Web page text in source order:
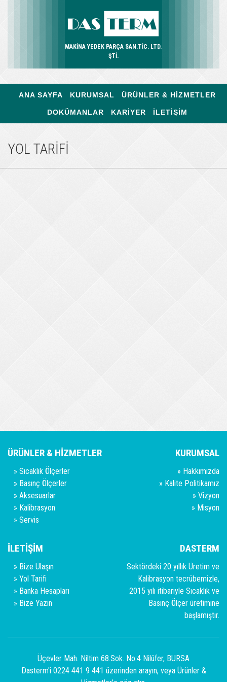
MAKİNA YEDEK PARÇA SAN.TİC. LTD.
ŞTİ.
ANA SAYFA KURUMSAL ÜRÜNLER & HİZMETLER
DOKÜMANLAR KARİYER İLETİŞİM
YOL TARİFİ
ÜRÜNLER & HİZMETLER
» Sıcaklık Ölçerler
» Basınç Ölçerler
» Aksesuarlar
» Kalibrasyon
» Servis
KURUMSAL
» Hakkımızda
» Kalite Politikamız
» Vizyon
» Misyon
İLETİŞİM
» Bize Ulaşın
» Yol Tarifi
» Banka Hesapları
» Bize Yazın
DASTERM
Sektördeki 20 yıllık Üretim ve
Kalibrasyon tecrübemizle,
2015 yılı itibariyle Sıcaklık ve
Basınç Ölçer üretimine
başlamıştır.
Üçevler Mah. Niltim 68.Sok. No:4 Nilüfer, BURSA
Dasterm'i 0224 441 9 441 üzerinden arayın, veya Ürünler &